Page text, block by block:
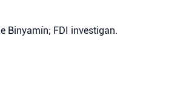
Binyamín; FDI investigan.